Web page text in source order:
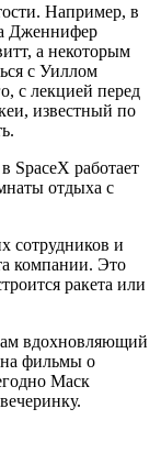
Например, в
Дженнифер
а некоторым
с Уиллом
с лекцией перед
известный по
SpaceX работает
отдыха с
сотрудников и
компании. Это
ракета или
вдохновляющий
на фильмы о
Маск